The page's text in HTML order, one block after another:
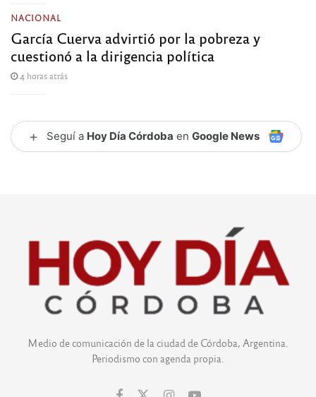
NACIONAL
García Cuerva advirtió por la pobreza y
cuestionó a la dirigencia política
4 horas atrás
+ Seguí a Hoy Día Córdoba en Google News
Medio de comunicación de la ciudad de Córdoba, Argentina.
Periodismo con agenda propia.